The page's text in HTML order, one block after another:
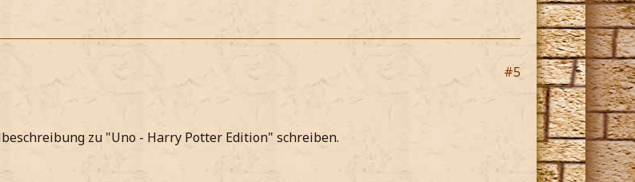
#5
zu "Uno - Harry Potter Edition" schreiben.